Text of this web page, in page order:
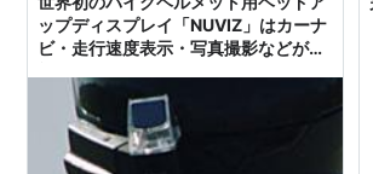
ップディスプレイ「NUVIZ」はカーナ
ビ・走行速度表示・写真撮影などが可